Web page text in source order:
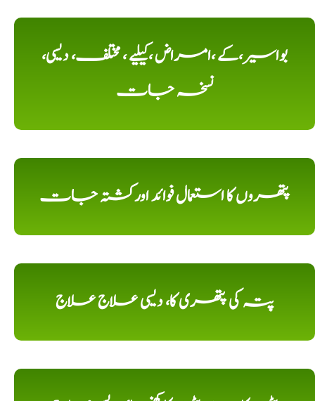
بواسیر،کے ،امراض ،کیلیے ، مختلف، دیسی،
نسخہ جات
پتھروں کا استعمال فوائد اورکشتہ جات
پتہ کی پتھری کا، دیسی علاج علاج